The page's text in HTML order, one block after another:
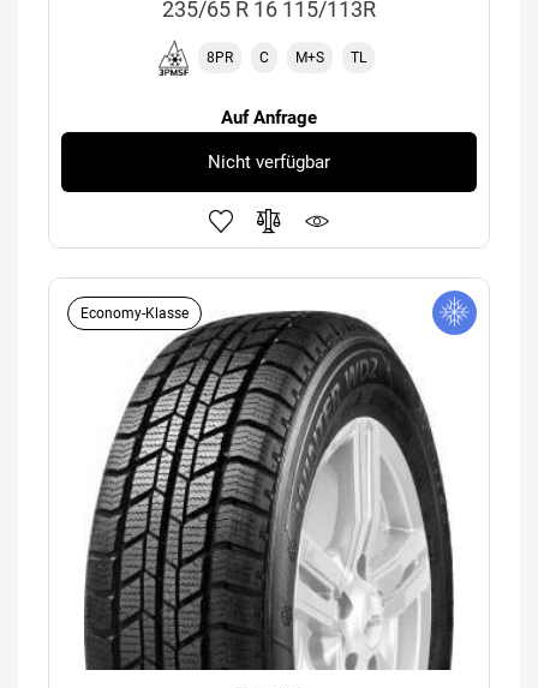
235/65 R 16 115/113R
8PR C M+S TL
Auf Anfrage
Nicht verfügbar
Economy-Klasse